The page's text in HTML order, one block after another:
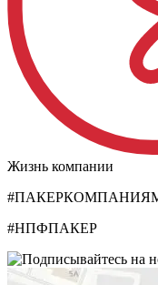
Жизнь компании
#НПФПАКЕР